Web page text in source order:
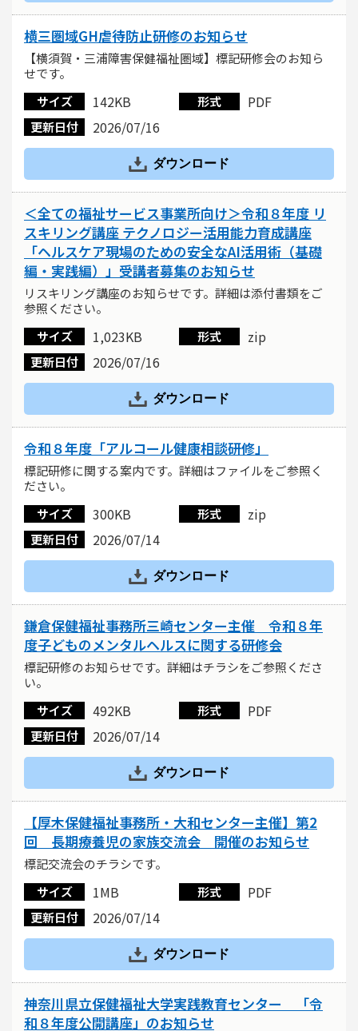
横三圏域GH虐待防止研修のお知らせ
【横須賀・三浦障害保健福祉圏域】標記研修会のお知ら
せです。
サイズ
142KB 形式 PDF
更新日付 2026/07/16
ダウンロード
＜全ての福祉サービス事業所向け＞令和８年度 リ
スキリング講座 テクノロジー活用能力育成講座
「ヘルスケア現場のための安全なAI活用術（基礎
編・実践編）」受講者募集のお知らせ
リスキリング講座のお知らせです。詳細は添付書類をご
参照ください。
サイズ
1,023KB 形式 zip
更新日付 2026/07/16
ダウンロード
令和８年度「アルコール健康相談研修」
標記研修に関する案内です。詳細はファイルをご参照く
ださい。
サイズ
300KB 形式 zip
更新日付 2026/07/14
ダウンロード
鎌倉保健福祉事務所三崎センター主催 令和８年
度子どものメンタルヘルスに関する研修会
標記研修のお知らせです。詳細はチラシをご参照くださ
い。
サイズ
492KB 形式 PDF
更新日付 2026/07/14
ダウンロード
【厚木保健福祉事務所・大和センター主催】第2
回 長期療養児の家族交流会 開催のお知らせ
標記交流会のチラシです。
サイズ
1MB 形式 PDF
更新日付 2026/07/14
ダウンロード
神奈川県立保健福祉大学実践教育センター 「令
和８年度公開講座」のお知らせ